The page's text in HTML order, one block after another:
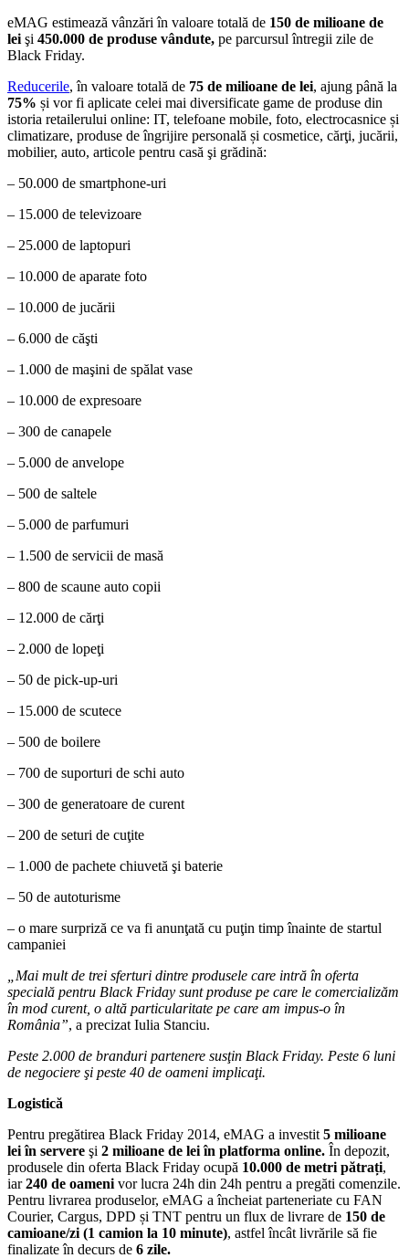
eMAG estimează vânzări în valoare totală de 150 de milioane de
lei şi 450.000 de produse vândute, pe parcursul întregii zile de
Black Friday.
Reducerile, în valoare totală de 75 de milioane de lei, ajung până la
75% și vor fi aplicate celei mai diversificate game de produse din
istoria retailerului online: IT, telefoane mobile, foto, electrocasnice și
climatizare, produse de îngrijire personală și cosmetice, cărţi, jucării,
mobilier, auto, articole pentru casă şi grădină:
– 50.000 de smartphone-uri
– 15.000 de televizoare
– 25.000 de laptopuri
– 10.000 de aparate foto
– 10.000 de jucării
– 6.000 de căşti
– 1.000 de maşini de spălat vase
– 10.000 de expresoare
– 300 de canapele
– 5.000 de anvelope
– 500 de saltele
– 5.000 de parfumuri
– 1.500 de servicii de masă
– 800 de scaune auto copii
– 12.000 de cărţi
– 2.000 de lopeţi
– 50 de pick-up-uri
– 15.000 de scutece
– 500 de boilere
– 700 de suporturi de schi auto
– 300 de generatoare de curent
– 200 de seturi de cuţite
– 1.000 de pachete chiuvetă şi baterie
– 50 de autoturisme
– o mare surpriză ce va fi anunţată cu puţin timp înainte de startul
campaniei
„Mai mult de trei sferturi dintre produsele care intră în oferta
specială pentru Black Friday sunt produse pe care le comercializăm
în mod curent, o altă particularitate pe care am impus-o în
România”, a precizat Iulia Stanciu.
Peste 2.000 de branduri partenere susţin Black Friday. Peste 6 luni
de negociere şi peste 40 de oameni implicaţi.
Logistică
Pentru pregătirea Black Friday 2014, eMAG a investit 5 milioane
lei în servere şi 2 milioane de lei în platforma online. În depozit,
produsele din oferta Black Friday ocupă 10.000 de metri pătrați,
iar240 de oameni vor lucra 24h din 24h pentru a pregăti comenzile.
Pentru livrarea produselor, eMAG a încheiat parteneriate cu FAN
Courier, Cargus, DPD și TNT pentru un flux de livrare de 150 de
camioane/zi (1 camion la 10 minute), astfel încât livrările să fie
finalizate în decurs de 6 zile.